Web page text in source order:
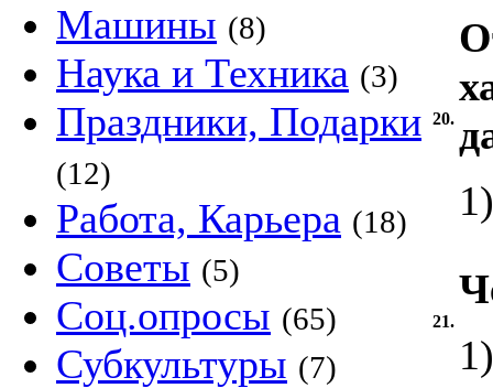
Машины (8)
Наука и Техника (3)
Праздники, Подарки
(12)
Работа, Карьера (18)
Советы (5)
Соц.опросы (65)
Субкультуры (7)
20.
21.